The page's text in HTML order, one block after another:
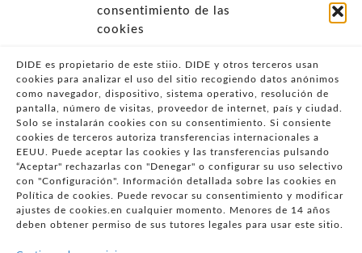
consentimiento de las
cookies
DIDE es propietario de este stiio. DIDE y otros terceros usan
cookies para analizar el uso del sitio recogiendo datos anónimos
como navegador, dispositivo, sistema operativo, resolución de
pantalla, número de visitas, proveedor de internet, país y ciudad.
Solo se instalarán cookies con su consentimiento. Si consiente
cookies de terceros autoriza transferencias internacionales a
EEUU. Puede aceptar las cookies y las transferencias pulsando
“Aceptar" rechazarlas con "Denegar" o configurar su uso selectivo
con "Configuración". Información detallada sobre las cookies en
Política de cookies. Puede revocar su consentimiento y modificar
ajustes de cookies.en cualquier momento. Menores de 14 años
deben obtener permiso de sus tutores legales para usar este sitio.
- POLÍTICA DE PRIVACIDAD
- POLÍTICA DE COOKIES (UE)
VULNERABILIDADES
- CONDICIONES PARTICULARES DE COMPRA
- GUÍA DE COMPRA
- GUÍA DE PRIVACIDAD
- DESISTIMIENTO
- ATENCIÓN AL CLIENTE
- PRESENCIA EN MEDIOS